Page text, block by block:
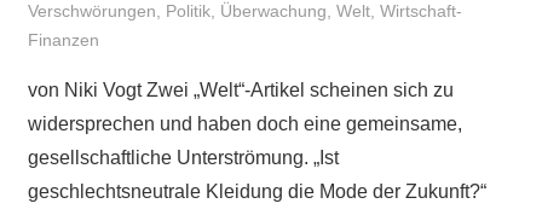
Verschwörungen
Politik, Überwachung Welt, Wirtschaft-
Finanzen
von Niki Vogt Zwei „Welt“-Artikel scheinen sich zu
widersprechen und haben doch eine gemeinsame,
gesellschaftliche Unterströmung. „Ist
geschlechtsneutrale Kleidung die Mode der Zukunft?“